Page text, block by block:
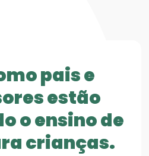
pais e
estão
o ensino de
crianças.